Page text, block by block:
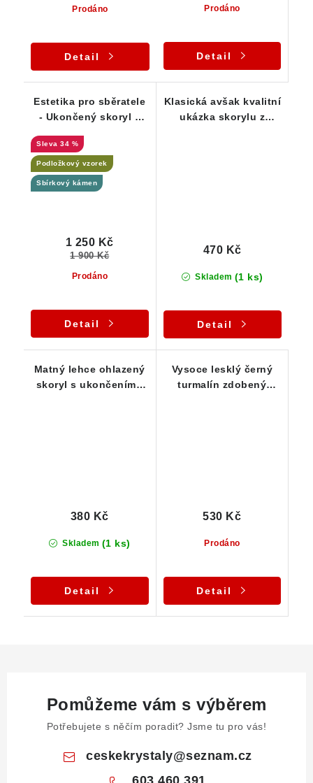
Prodáno
Detail
Prodáno
Detail
Estetika pro sběratele
- Ukončený skoryl v
34 %
Podložkový vzorek
Sbírkový kámen
Prodáno
1 250 Kč
1 900 Kč
Detail
Klasická avšak kvalitní
ukázka skorylu z
Skladem (1 ks)
470 Kč
Detail
Matný lehce ohlazený
skoryl s ukončením -
Skladem (1 ks)
380 Kč
Detail
Vysoce lesklý černý
turmalín zdobený
Prodáno
530 Kč
Detail
Pomůžeme vám s výběrem
Potřebujete s něčím poradit? Jsme tu pro vás!
ceskekrystaly@seznam.cz